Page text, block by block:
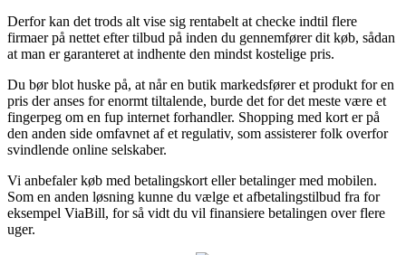
Derfor kan det trods alt vise sig rentabelt at checke indtil flere
firmaer på nettet efter tilbud på inden du gennemfører dit køb, sådan
at man er garanteret at indhente den mindst kostelige pris.
Du bør blot huske på, at når en butik markedsfører et produkt for en
pris der anses for enormt tiltalende, burde det for det meste være et
fingerpeg om en fup internet forhandler. Shopping med kort er på
den anden side omfavnet af et regulativ, som assisterer folk overfor
svindlende online selskaber.
Vi anbefaler køb med betalingskort eller betalinger med mobilen.
Som en anden løsning kunne du vælge et afbetalingstilbud fra for
eksempel ViaBill, for så vidt du vil finansiere betalingen over flere
uger.